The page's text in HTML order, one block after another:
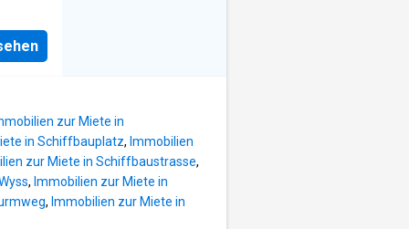
3
zur Miete in
in Schiffbauplatz, Immobilien
zur Miete in Schiffbaustrasse,
, Immobilien zur Miete in
, Immobilien zur Miete in